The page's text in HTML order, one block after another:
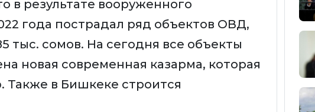
в результате вооруженного
года пострадал ряд объектов ОВД,
тыс. сомов. На сегодня все объекты
новая современная казарма, которая
Также в Бишкеке строится